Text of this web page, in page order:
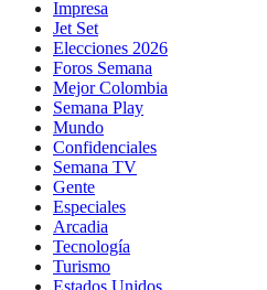
Impresa
Jet Set
Elecciones 2026
Foros Semana
Mejor Colombia
Semana Play
Mundo
Confidenciales
Semana TV
Gente
Especiales
Arcadia
Tecnología
Turismo